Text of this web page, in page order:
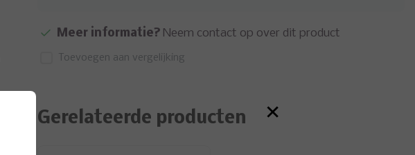
Meer informatie? Neem contact op over dit product
Toevoegen aan vergelijking
Gerelateerde producten ×